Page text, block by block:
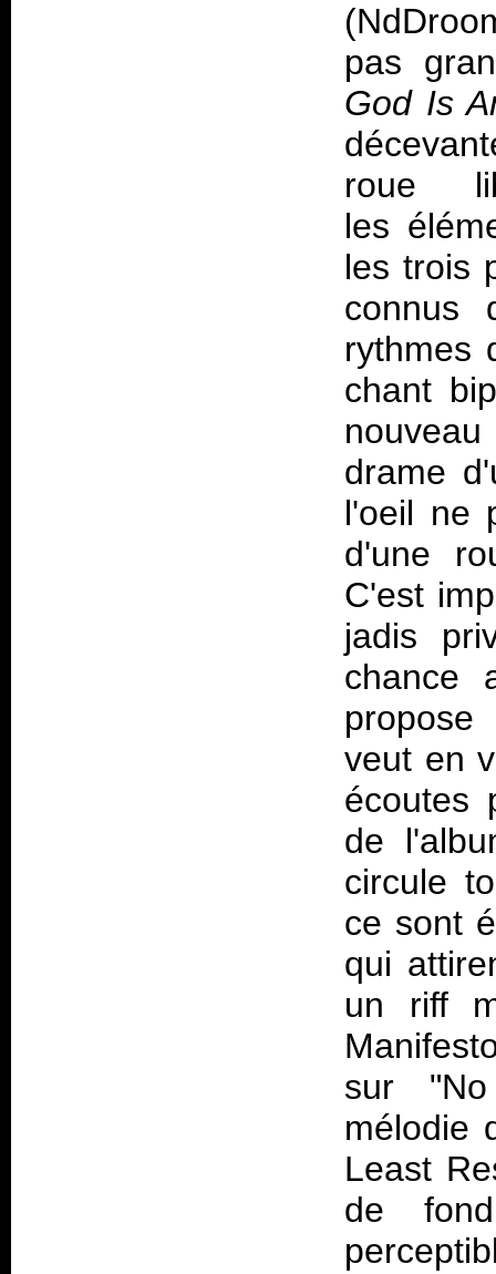
pas
God Is
roue
les
les trois
connus
rythmes
chant
drame
l'oeil ne
d'une
C'est
jadis
chance
veut en
écoutes
de
circule
ce sont
qui
un riff
sur
mélodie
Least
de